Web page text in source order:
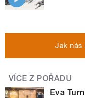
Jak nás
VÍCE Z POŘADU
Eva